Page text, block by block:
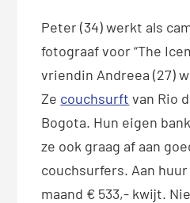
Peter (34) werkt als
fotograaf voor “The
vriendin Andreea (27)
Ze couchsurft van Rio
Bogota. Hun eigen
ze ook graag af aan
couchsurfers. Aan
maand € 533,- kwijt.